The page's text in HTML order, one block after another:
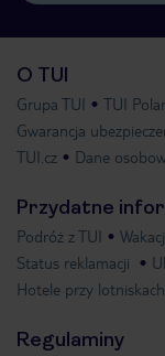
O TUI
Grupa TUI TUI
Gwarancja
TUI.cz
Dane
Przydatne
Podróż z TUI
Status reklamacji
Hotele przy lotniskach
Regulaminy